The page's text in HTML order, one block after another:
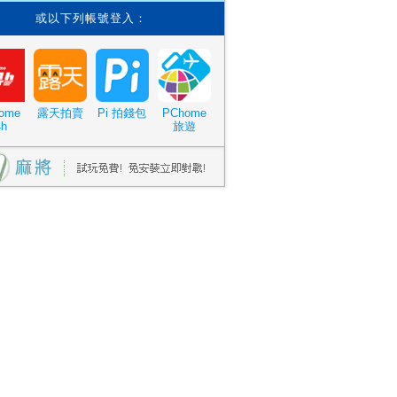
或以下列帳號登入：
露天拍賣 Pi 拍錢包
PChome
旅遊